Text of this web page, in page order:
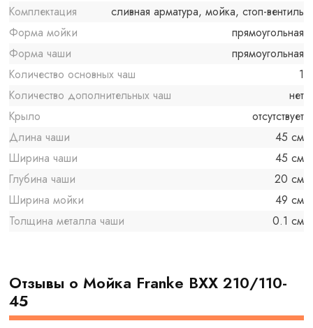
Комплектация
сливная арматура, мойка, стоп-вентиль
Форма мойки
прямоугольная
Форма чаши
прямоугольная
Количество основных чаш
1
Количество дополнительных чаш
нет
Крыло
отсутствует
Длина чаши
45 см
Ширина чаши
45 см
Глубина чаши
20 см
Ширина мойки
49 см
Толщина металла чаши
0.1 см
Отзывы о Мойка Franke BXX 210/110-
45